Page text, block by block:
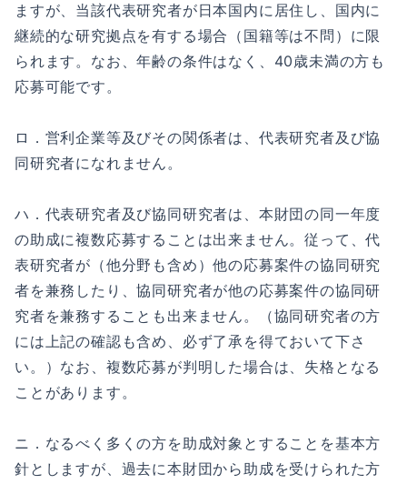
ますが、当該代表研究者が日本国内に居住し、国内に
継続的な研究拠点を有する場合（国籍等は不問）に限
られます。なお、年齢の条件はなく、40歳未満の方も
応募可能です。
ロ．営利企業等及びその関係者は、代表研究者及び協
同研究者になれません。
ハ．代表研究者及び協同研究者は、本財団の同一年度
の助成に複数応募することは出来ません。従って、代
表研究者が（他分野も含め）他の応募案件の協同研究
者を兼務したり、協同研究者が他の応募案件の協同研
究者を兼務することも出来ません。（協同研究者の方
には上記の確認も含め、必ず了承を得ておいて下さ
い。）なお、複数応募が判明した場合は、失格となる
ことがあります。
ニ．なるべく多くの方を助成対象とすることを基本方
針としますが、過去に本財団から助成を受けられた方